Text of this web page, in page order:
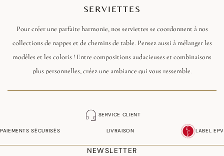
SERVIETTES
Pour créer une parfaite harmonie, nos serviettes se coordonnent à nos
collections de nappes et de chemins de table. Pensez aussi à mélanger les
modèles et les coloris ! Entre compositions audacieuses et combinaisons
plus personnelles, créez une ambiance qui vous ressemble.
Pour vos repas improvisés, pour des réceptions ou pour un déjeuner sur
assorties à notre linge de table.
SERVICE CLIENT
PAIEMENTS SÉCURISÉS LIVRAISON LABEL EPV
NEWSLETTER